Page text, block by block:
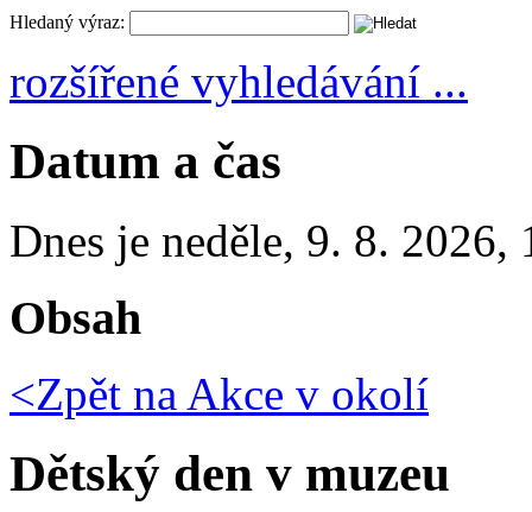
Hledaný výraz:
rozšířené vyhledávání ...
Datum a čas
Dnes je neděle, 9. 8. 2026,
Obsah
<Zpět na Akce v okolí
Dětský den v muzeu